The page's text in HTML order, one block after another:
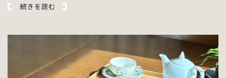
続きを読む